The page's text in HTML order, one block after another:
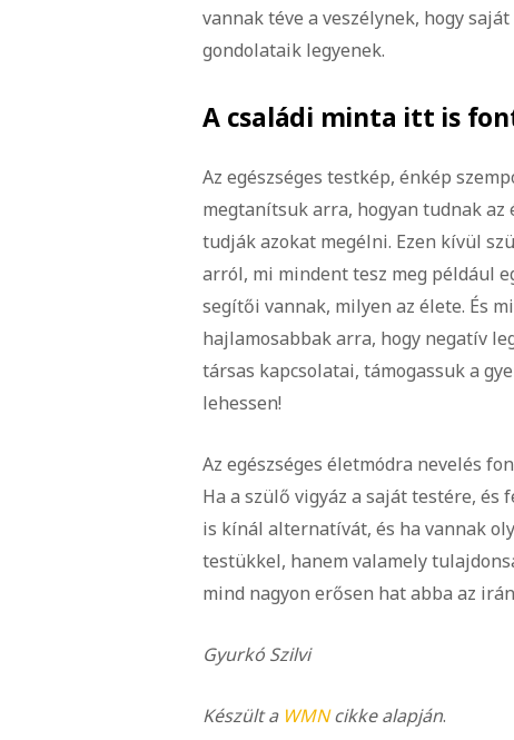
vannak téve a veszélynek, hogy
gondolataik legyenek.
A családi minta itt is
Az egészséges testkép, énkép
megtanítsuk arra, hogyan tudnak
tudják azokat megélni. Ezen kívül
arról, mi mindent tesz meg például
segítői vannak, milyen az élete. És
hajlamosabbak arra, hogy negatív
társas kapcsolatai, támogassuk a
lehessen!
Az egészséges életmódra nevelés
Ha a szülő vigyáz a saját testére,
is kínál alternatívát, és ha vannak
testükkel, hanem valamely
mind nagyon erősen hat abba az
Gyurkó Szilvi
Készült a WMNcikke alapján.